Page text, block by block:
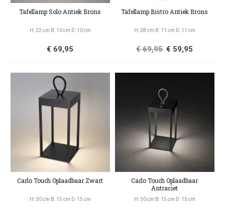
Tafellamp Solo Antiek Brons
H: 22 cm B: 10 cm D: 10 cm
€ 69,95
Tafellamp Bistro Antiek Brons
H: 28 cm B: 11 cm D: 11 cm
€ 59,95
€ 69,95
Carlo Touch Oplaadbaar Zwart
H: 30 cm B: 15 cm D: 15 cm
Carlo Touch Oplaadbaar
Antraciet
H: 30 cm B: 15 cm D: 15 cm